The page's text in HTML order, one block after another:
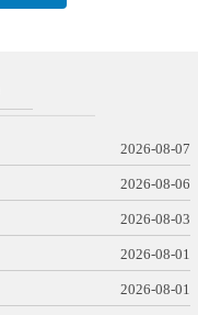
2026-08-07
2026-08-06
2026-08-03
2026-08-01
2026-08-01